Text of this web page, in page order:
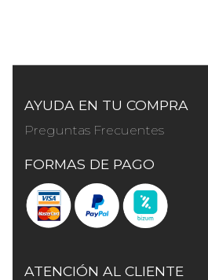
AYUDA EN TU COMPRA
Preguntas Frecuentes
FORMAS DE PAGO
ATENCIÓN AL CLIENTE